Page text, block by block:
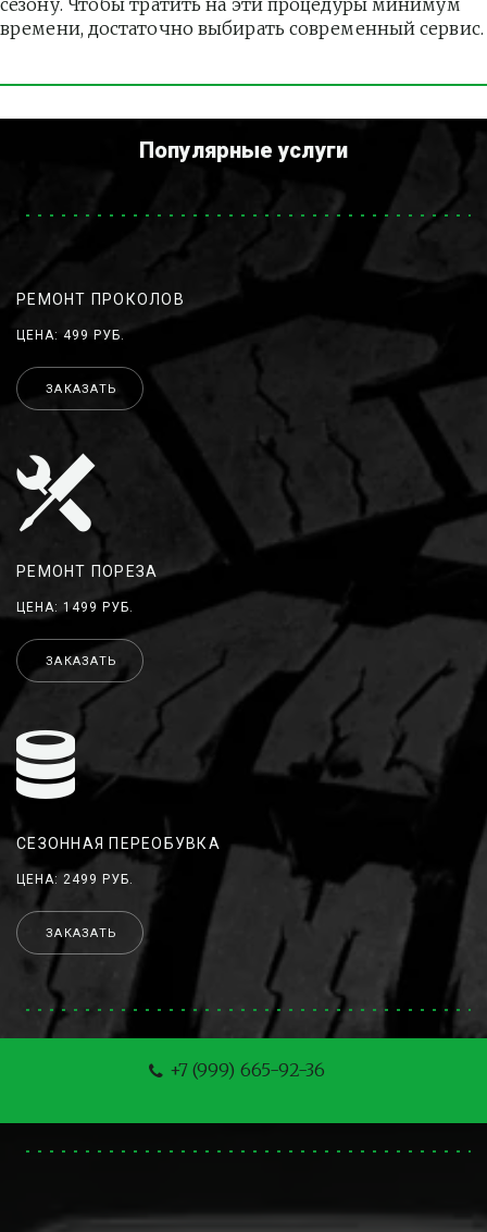
сезону. Чтобы тратить на эти процедуры минимум
времени, достаточно выбирать современный сервис.
Популярные услуги
РЕМОНТ ПРОКОЛОВ
ЦЕНА: 499 РУБ.
ЗАКАЗАТЬ
РЕМОНТ ПОРЕЗА
ЦЕНА: 1499 РУБ.
ЗАКАЗАТЬ
СЕЗОННАЯ ПЕРЕОБУВКА
ЦЕНА: 2499 РУБ.
ЗАКАЗАТЬ
+7 (999) 665-92-36